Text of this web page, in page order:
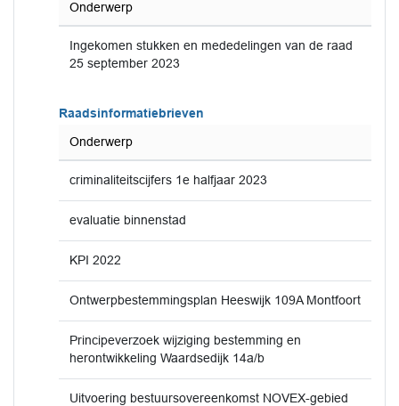
Onderwerp
Ingekomen stukken en mededelingen van de raad
25 september 2023
Raadsinformatiebrieven
Onderwerp
criminaliteitscijfers 1e halfjaar 2023
evaluatie binnenstad
KPI 2022
Ontwerpbestemmingsplan Heeswijk 109A Montfoort
Principeverzoek wijziging bestemming en
herontwikkeling Waardsedijk 14a/b
Uitvoering bestuursovereenkomst NOVEX-gebied